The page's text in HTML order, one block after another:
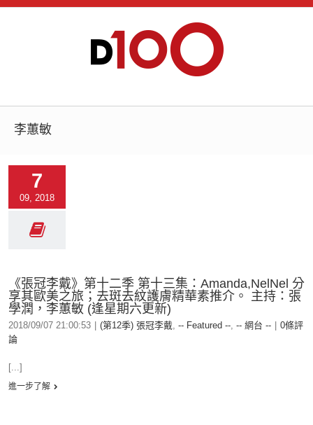
李蕙敏
7
09, 2018
《張冠李戴》第十二季 第十三集：Amanda,NelNel 分
享其歐美之旅；去斑去紋護膚精華素推介。 主持：張
學潤，李蕙敏 (逢星期六更新)
2018/09/07 21:00:53 (第12季) 張冠李戴, -- Featured --, -- 網台 --
0條評
論
[...]
進一步了解